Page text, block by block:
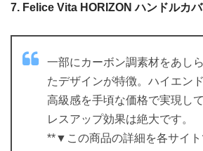
7. Felice Vita HORIZON ハンドルカ
一部にカーボン調素材をあし
たデザインが特徴。ハイエン
高級感を手頃な価格で実現し
レスアップ効果は絶大です。
**▼この商品の詳細を各サイ